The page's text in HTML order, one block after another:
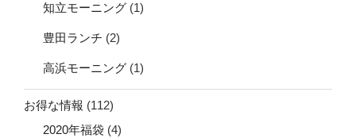
知立モーニング (1)
豊田ランチ (2)
高浜モーニング (1)
お得な情報 (112)
2020年福袋 (4)